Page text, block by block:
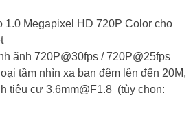
1.0 Megapixel HD 720P Color cho
ãnh 720P@30fps / 720P@25fps
tầm nhìn xa ban đêm lên đến 20M,
tiêu cự 3.6mm@F1.8 (tùy chọn: